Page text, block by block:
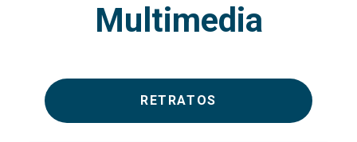
Multimedia
RETRATOS